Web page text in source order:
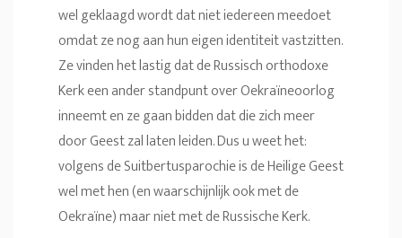
wel geklaagd wordt dat niet iedereen meedoet
omdat ze nog aan hun eigen identiteit vastzitten.
Ze vinden het lastig dat de Russisch orthodoxe
Kerk een ander standpunt over Oekraïneoorlog
inneemt en ze gaan bidden dat die zich meer
door Geest zal laten leiden. Dus u weet het:
volgens de Suitbertusparochie is de Heilige Geest
wel met hen (en waarschijnlijk ook met de
Oekraïne) maar niet met de Russische Kerk.